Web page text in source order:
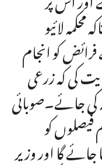
لائیو
کو انجام
کی کہ زرعی
کی جائے۔صوبائی
فیصلوں کو
گا اور وزیر